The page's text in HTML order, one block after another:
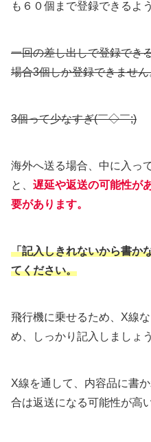
も６０個まで登録できるよ
一回の差し出しで登録でき
場合3個しか登録できません
3個って少なすぎ(￣◇￣;)
海外へ送る場合、中に入っ
と、 遅延や返送の可能性が
要があります。
「記入しきれないから書か
てください。
飛行機に乗せるため、X線
め、しっかり記入しましょう
X線を通して、内容品に書
合は返送になる可能性が高